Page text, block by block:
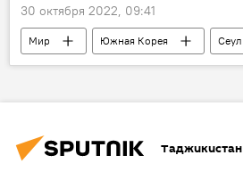
30 октября 2022, 09:41
Мир Южная Корея
Сеул
трагедия
толпа
жертвы
Таджикистан